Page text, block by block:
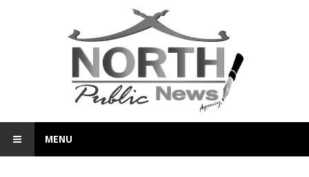
MENU